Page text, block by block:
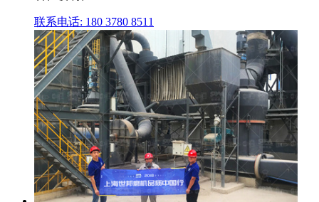
联系电话: 180 3780 8511